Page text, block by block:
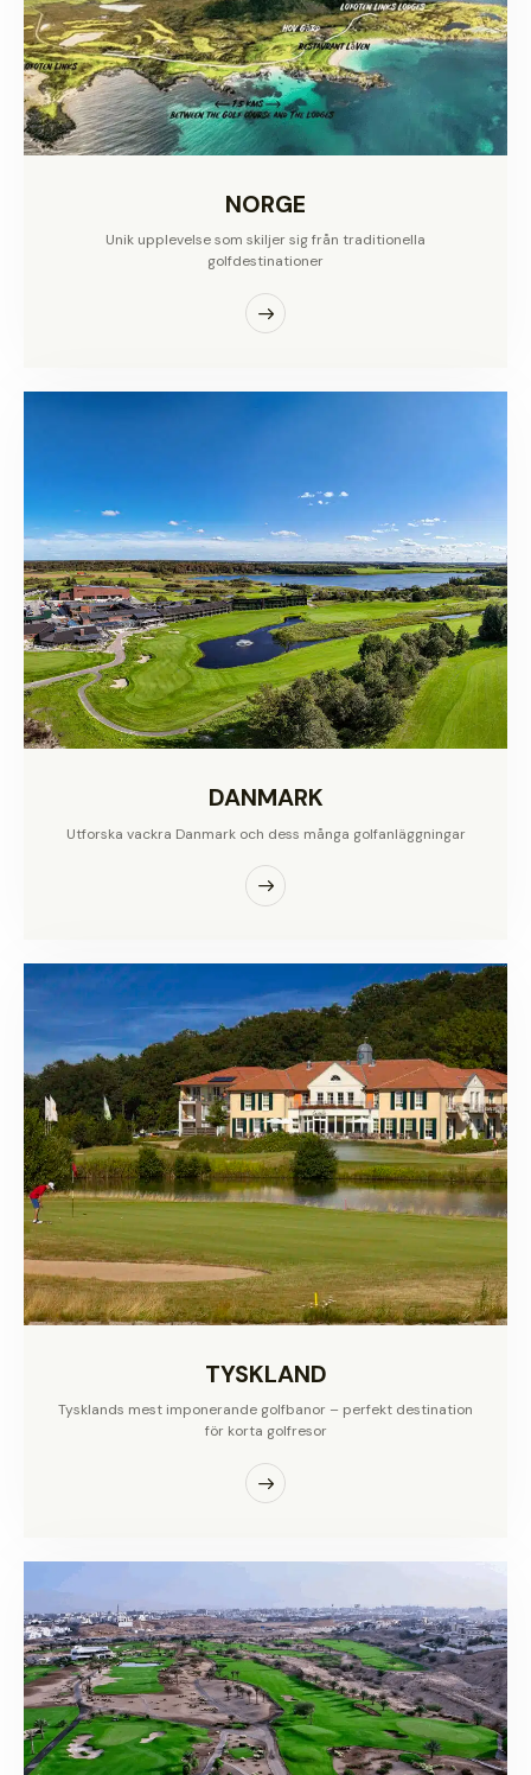
NORGE
Unik upplevelse som skiljer sig från traditionella
golfdestinationer
DANMARK
Utforska vackra Danmark och dess många golfanläggningar
TYSKLAND
Tysklands mest imponerande golfbanor – perfekt destination
för korta golfresor